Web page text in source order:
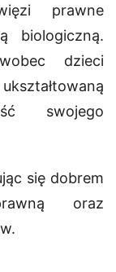
prawne
biologiczną.
dzieci
swojego
się dobrem
oraz